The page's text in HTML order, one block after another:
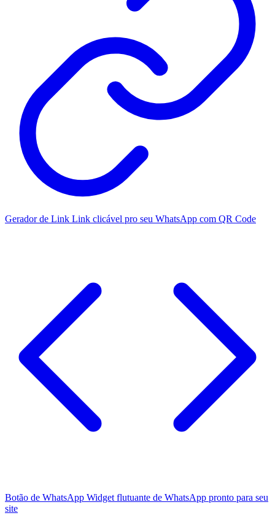
Gerador de Link Link clicável pro seu WhatsApp com QR Code
Botão de WhatsApp Widget flutuante de WhatsApp pronto para seu
site